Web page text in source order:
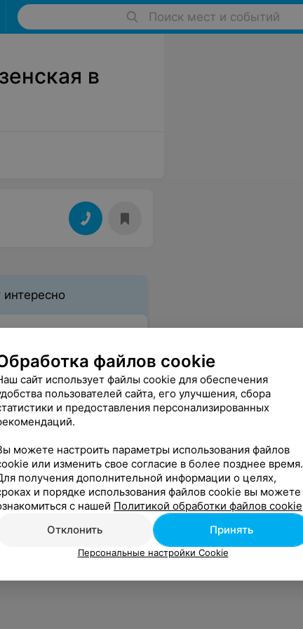
Поиск мест и событий
в
метро Купаловская
метро Академия
метро
в Минске
файлов cookie
сайт использует файлы cookie для обеспечения
пользователей сайта, его улучшения, сбора
и предоставления персонализированных
можете настроить параметры использования файлов
или изменить свое согласие в более позднее время.
получения дополнительной информации о целях,
и порядке использования файлов cookie вы можете
с нашей Политикой обработки файлов cookie
Отклонить
Принять
Персональные настройки Cookie